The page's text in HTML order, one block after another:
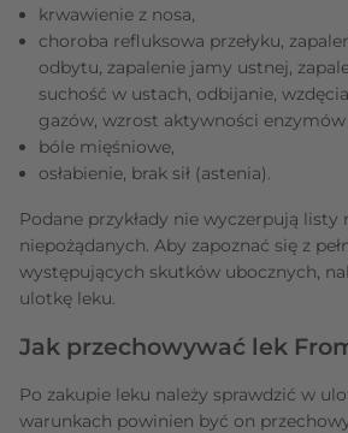
krwawienie z nosa,
choroba refluksowa przełyku,
odbytu, zapalenie jamy ustnej,
suchość w ustach, odbijanie,
gazów, wzrost aktywności
bóle mięśniowe,
osłabienie, brak sił (astenia).
Podane przykłady nie wyczerpują listy
niepożądanych. Aby zapoznać się z
występujących skutków ubocznych,
ulotkę leku.
Jak przechowywać lek
Po zakupie leku należy sprawdzić w
warunkach powinien być on